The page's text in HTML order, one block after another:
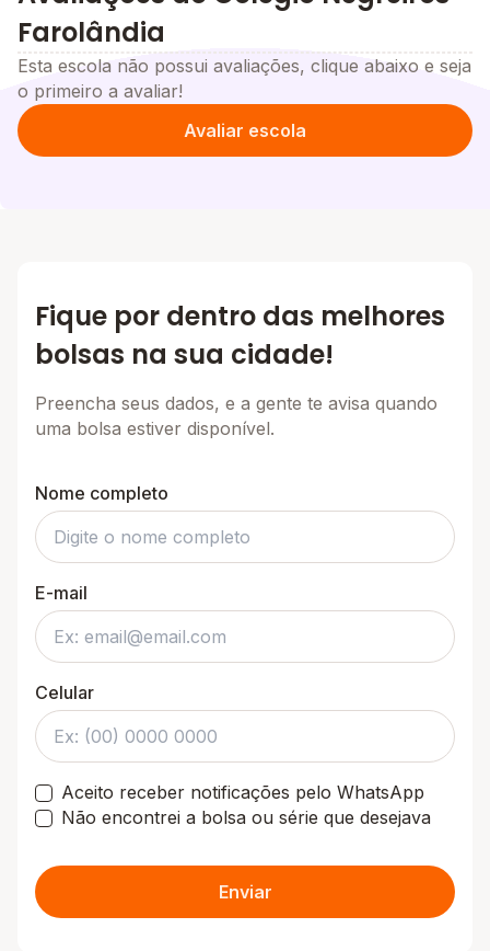
Farolândia
Esta escola não possui avaliações, clique abaixo e seja
o primeiro a avaliar!
Avaliar escola
Fique por dentro das melhores
bolsas na sua cidade!
Preencha seus dados, e a gente te avisa quando
uma bolsa estiver disponível.
Nome completo
E-mail
Celular
Aceito receber notificações pelo WhatsApp
Não encontrei a bolsa ou série que desejava
Enviar